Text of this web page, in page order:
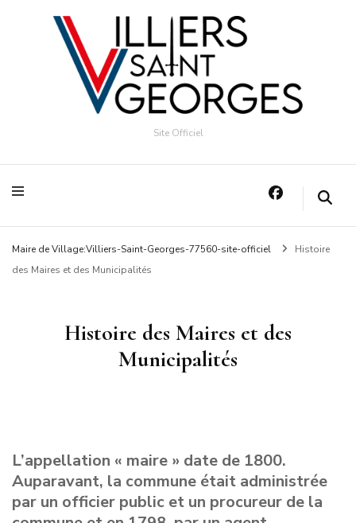
Site Officiel
Maire de Village:Villiers-Saint-Georges-77560-site-officiel
Histoire
des Maires et des Municipalités
Histoire des Maires et des
Municipalités
L’appellation « maire » date de 1800.
Auparavant, la commune était administrée
par un officier public et un procureur de la